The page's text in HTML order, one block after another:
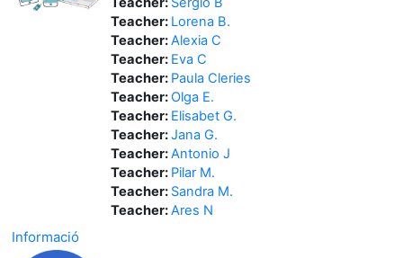
Teacher: Lorena B.
Teacher:Alexia C
Teacher: Eva C
Teacher: Paula Cleries
Teacher:Olga E.
Teacher: Elisabet G.
Teacher:Jana G.
Teacher:Antonio J
Teacher: Pilar M.
Teacher: Sandra M.
Teacher:Ares N
Informació